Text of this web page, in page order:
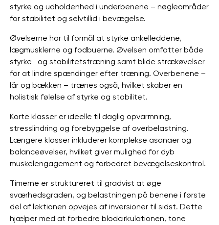
styrke og udholdenhed i underbenene – nøgleområder
for stabilitet og selvtillid i bevægelse.
Øvelserne har til formål at styrke ankelleddene,
lægmusklerne og fodbuerne. Øvelsen omfatter både
styrke- og stabilitetstræning samt blide strækøvelser
for at lindre spændinger efter træning. Overbenene –
lår og bækken – trænes også, hvilket skaber en
holistisk følelse af styrke og stabilitet.
Korte klasser er ideelle til daglig opvarmning,
stresslindring og forebyggelse af overbelastning.
Længere klasser inkluderer komplekse asanaer og
balanceøvelser, hvilket giver mulighed for dyb
muskelengagement og forbedret bevægelseskontrol.
Timerne er struktureret til gradvist at øge
sværhedsgraden, og belastningen på benene i første
del af lektionen opvejes af inversioner til sidst. Dette
hjælper med at forbedre blodcirkulationen, tone